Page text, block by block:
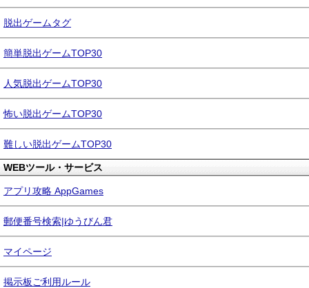
脱出ゲームタグ
簡単脱出ゲームTOP30
人気脱出ゲームTOP30
怖い脱出ゲームTOP30
難しい脱出ゲームTOP30
WEBツール・サービス
アプリ攻略 AppGames
郵便番号検索|ゆうびん君
マイページ
掲示板ご利用ルール